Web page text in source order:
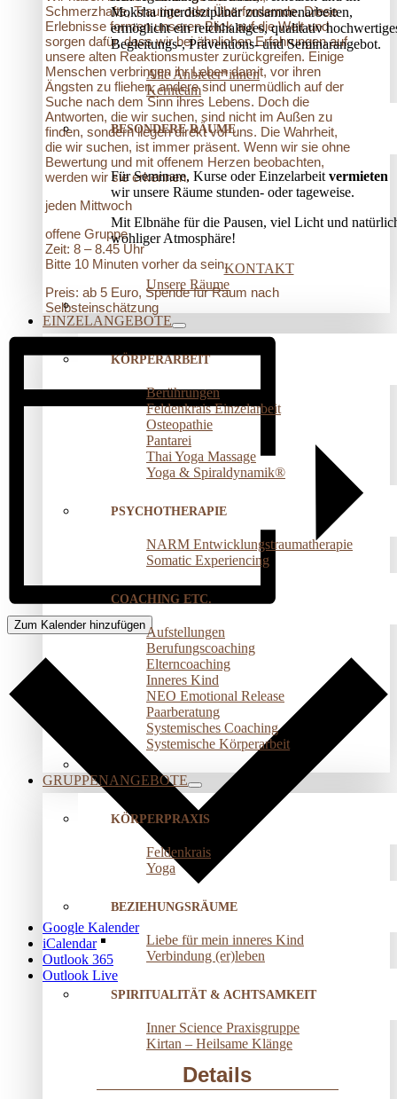
Moksha interdisziplinär zusammenarbeiten,
ermöglicht ein reichhaltiges, qualitativ
Begleitungs-, Präventions­- und Seminarangebot.
Alle Anbieter*innen
Kernteam
BESONDERE RÄUME
Für Seminare, Kurse oder Einzelarbeit vermieten
wir unsere Räume stunden- oder tageweise.
Mit Elbnähe für die Pausen, viel Licht und
wohliger Atmosphäre!
KONTAKT
Unsere Räume
EINZELANGEBOTE
KÖRPERARBEIT
Berührungen
Feldenkrais Einzelarbeit
Osteopathie
Pantarei
Thai Yoga Massage
Yoga & Spiraldynamik®
PSYCHOTHERAPIE
NARM Entwicklungstraumatherapie
Somatic Experiencing
COACHING ETC.
Aufstellungen
Berufungscoaching
Elterncoaching
Inneres Kind
NEO Emotional Release
Paarberatung
Systemisches Coaching
Systemische Körperarbeit
GRUPPENANGEBOTE
KÖRPERPRAXIS
Feldenkrais
Yoga
BEZIEHUNGSRÄUME
Liebe für mein inneres Kind
Verbindung (er)leben
SPIRITUALITÄT & ACHTSAMKEIT
Inner Science Praxisgruppe
Kirtan – Heilsame Klänge
Schmerzhafte, Traurige oder Überfordernde. Diese
Erlebnisse formen unseren Blick auf die Welt und
sorgen dafür, dass wir bei ähnlichen Erfahrungen auf
unsere alten Reaktionsmuster zurückgreifen. Einige
Menschen verbringen ihr Leben damit, vor ihren
Ängsten zu fliehen, andere sind unermüdlich auf der
Suche nach dem Sinn ihres Lebens. Doch die
Antworten, die wir suchen, sind nicht im Außen zu
finden, sondern liegen direkt vor uns. Die Wahrheit,
die wir suchen, ist immer präsent. Wenn wir sie ohne
Bewertung und mit offenem Herzen beobachten,
werden wir sie erkennen.
jeden Mittwoch
offene Gruppe
Zeit: 8 – 8.45 Uhr
Bitte 10 Minuten vorher da sein.
Preis: ab 5 Euro, Spende für Raum nach
Selbsteinschätzung
Zum Kalender hinzufügen
Google Kalender
iCalendar
Outlook 365
Outlook Live
Details